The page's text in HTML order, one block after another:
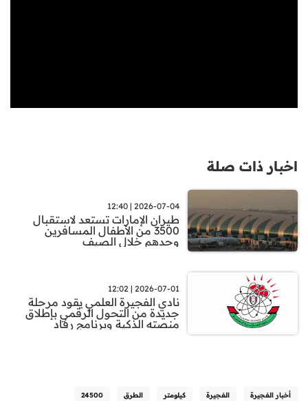
اخبار ذات صلة
2026-07-04 | 12:40
طيران الإمارات تستعد لاستقبال
3500 من الأطفال المسافرين
وحدهم خلال الصيف
2026-07-01 | 12:02
نادي الفجيرة العلمي يقود مرحلة
جديدة من التحول الرقمي بإطلاق
منصته الذكية وبرنامج رفاد
أخبار الفجيرة الفجيرة كيلومتر الطرق 24500